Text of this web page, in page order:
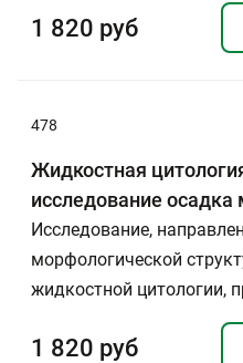
1 820 руб
478
Жидкостная
исследование осадка
Исследование,
морфологической
жидкостной цитологии,
1 820 руб